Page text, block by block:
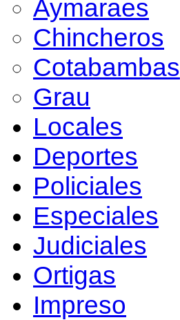
Aymaraes
Chincheros
Cotabambas
Grau
Locales
Deportes
Policiales
Especiales
Judiciales
Ortigas
Impreso